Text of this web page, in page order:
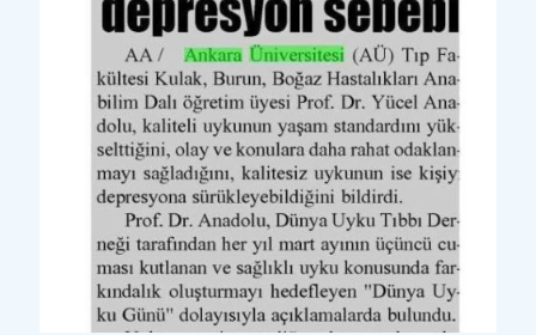
Yazılı Basın
Gap Gündemi